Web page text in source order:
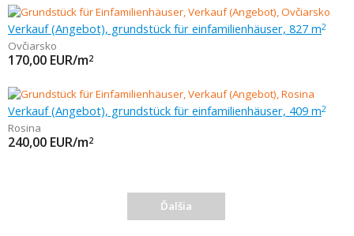
Verkauf (Angebot), grundstück für einfamilienhäuser, 827 m2
Ovčiarsko
170,00 EUR/m2
Verkauf (Angebot), grundstück für einfamilienhäuser, 409 m2
Rosina
240,00 EUR/m2
Ďalšia